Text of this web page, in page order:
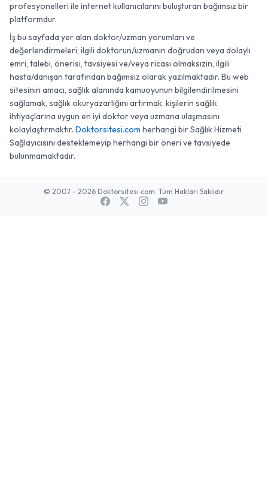
profesyonelleri ile internet kullanıcılarını buluşturan bağımsız bir
platformdur.
İş bu sayfada yer alan doktor/uzman yorumları ve
değerlendirmeleri, ilgili doktorun/uzmanın doğrudan veya dolaylı
emri, talebi, önerisi, tavsiyesi ve/veya ricası olmaksızın, ilgili
hasta/danışan tarafından bağımsız olarak yazılmaktadır. Bu web
sitesinin amacı, sağlık alanında kamuoyunun bilgilendirilmesini
sağlamak, sağlık okuryazarlığını artırmak, kişilerin sağlık
ihtiyaçlarına uygun en iyi doktor veya uzmana ulaşmasını
kolaylaştırmaktır. Doktorsitesi.com herhangi bir Sağlık Hizmeti
Sağlayıcısını desteklemeyip herhangi bir öneri ve tavsiyede
bulunmamaktadır.
© 2007 - 2026 Doktorsitesi.com. Tüm Hakları Saklıdır.